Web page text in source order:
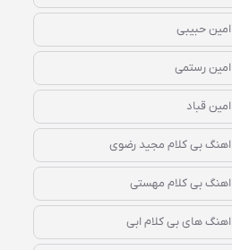
امین حبیبی
امین رستمی
امین قباد
اهنگ بی کلام مجید رضوی
اهنگ بی کلام مهستی
اهنگ های بی کلام ابی